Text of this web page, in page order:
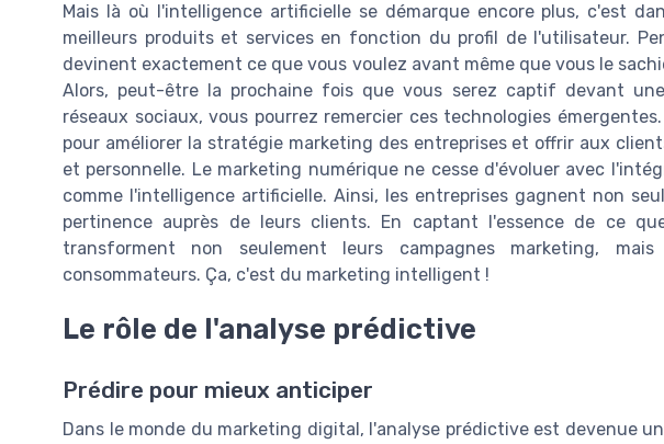
Mais là où l'intelligence artificielle se démarque encore plus, c'est
meilleurs produits et services en fonction du profil de l'utilisateur.
devinent exactement ce que vous voulez avant même que vous le
Alors, peut-être la prochaine fois que vous serez captif devant
réseaux sociaux, vous pourrez remercier ces technologies
pour améliorer la stratégie marketing des entreprises et offrir aux
et personnelle. Le marketing numérique ne cesse d'évoluer avec
comme l'intelligence artificielle. Ainsi, les entreprises gagnent non
pertinence auprès de leurs clients. En captant l'essence de ce
transforment non seulement leurs campagnes marketing,
consommateurs. Ça, c'est du marketing intelligent !
Le rôle de l'analyse prédictive
Prédire pour mieux anticiper
Dans le monde du marketing digital, l'analyse prédictive est devenue